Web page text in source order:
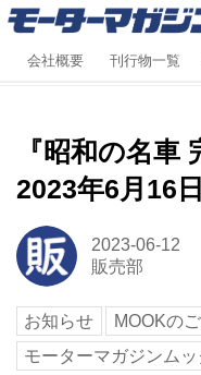
会社概要 刊行物一覧
『昭和の名
2023年6月16
2023-06-12
販売部
お知らせ
MOOKの
モーターマガジンム